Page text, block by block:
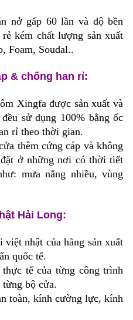
nở gấp 60 lần và độ bền
kém chất lượng sản xuất
Foam, Soudal..
& chống han rỉ:
Xingfa được sản xuất và
sử dụng 100% bằng ốc
rỉ theo thời gian.
thêm cứng cáp và không
ở những nơi có thời tiết
mưa nắng nhiều, vùng
Hải Long:
nhật của hãng sản xuất
quốc tế.
tế của từng công trình
bộ cửa.
toàn, kính cường lực, kính